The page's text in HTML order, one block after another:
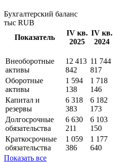
Бухгалтерский баланс
тыс RUB
Показатель
IV кв.
2025
IV кв.
2024
Внеоборотные
активы
12 413
842
11 744
817
Оборотные
активы
1 594
138
1 718
146
Капитал и
резервы
6 318
383
6 182
173
Долгосрочные
обязательства
6 630
211
6 103
150
Краткосрочные
обязательства
1 059
386
1 177
640
Показать все